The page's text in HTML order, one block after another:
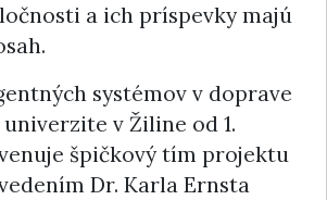
a ich príspevky majú
systémov v doprave
v Žiline od 1.
špičkový tím projektu
Dr. Karla Ernsta